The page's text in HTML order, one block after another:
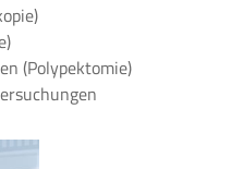
(Polypektomie)